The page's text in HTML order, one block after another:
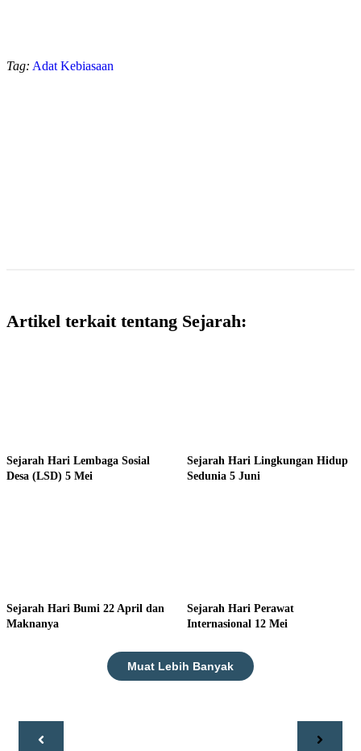
Tag: Adat Kebiasaan
Artikel terkait tentang Sejarah:
Sejarah Hari Lembaga Sosial
Desa (LSD) 5 Mei
Sejarah Hari Lingkungan Hidup
Sedunia 5 Juni
Sejarah Hari Bumi 22 April dan
Maknanya
Sejarah Hari Perawat
Internasional 12 Mei
Muat Lebih Banyak